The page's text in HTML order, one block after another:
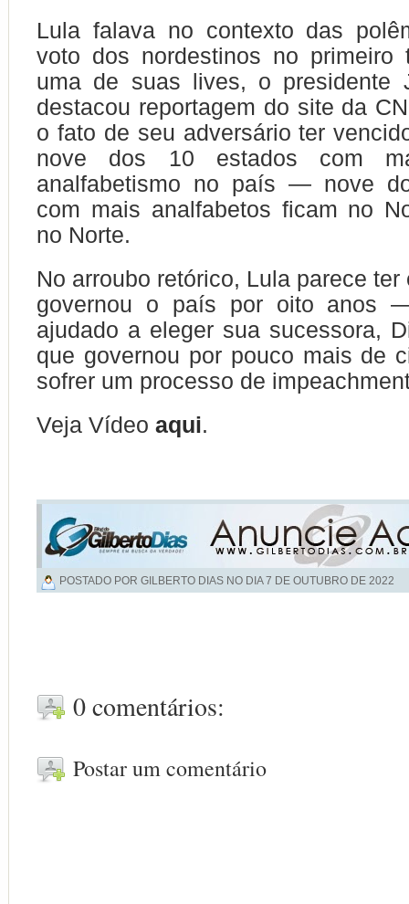
Lula falava no contexto das
voto dos nordestinos no primeiro
uma de suas lives, o presidente
destacou reportagem do site da
o fato de seu adversário ter
nove dos 10 estados com
analfabetismo no país — nove
com mais analfabetos ficam no
no Norte.
No arroubo retórico, Lula parece
governou o país por oito anos
ajudado a eleger sua sucessora,
que governou por pouco mais de
sofrer um processo de
Veja Vídeo aqui.
POSTADO POR GILBERTO DIAS NO DIA7 DE OUTUBRO DE 2022
0 comentários:
Postar um comentário